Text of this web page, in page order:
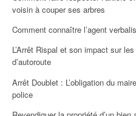
voisin à couper ses arbres
Comment connaître l’agent
L’Arrêt Rispal et son impact sur
d’autoroute
Arrêt Doublet : L’obligation du
police